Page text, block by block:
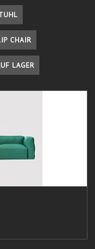
CHAIR
LAGER